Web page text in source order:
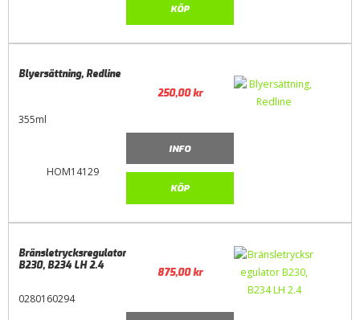
KÖP
HOM14129
Blyersättning, Redline
355ml
250,00kr
INFO
KÖP
Bränsletrycksregulator
B230, B234 LH 2.4
0280160294
875,00kr